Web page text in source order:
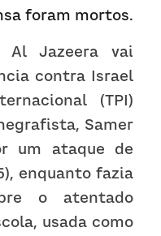
foram mortos.
Jazeera vai
contra Israel
(TPI)
Samer
um ataque de
enquanto fazia
o atentado
usada como